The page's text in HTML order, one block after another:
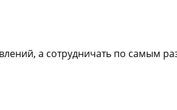
а сотрудничать по самым